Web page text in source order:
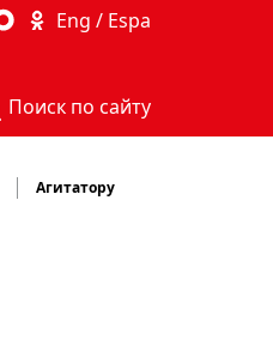
Eng / Espa
Поиск по сайту
Агитатору